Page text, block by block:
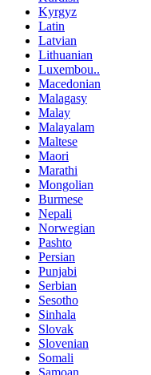
Kyrgyz
Latin
Latvian
Lithuanian
Luxembou..
Macedonian
Malagasy
Malay
Malayalam
Maltese
Maori
Marathi
Mongolian
Burmese
Nepali
Norwegian
Pashto
Persian
Punjabi
Serbian
Sesotho
Sinhala
Slovak
Slovenian
Somali
Samoan